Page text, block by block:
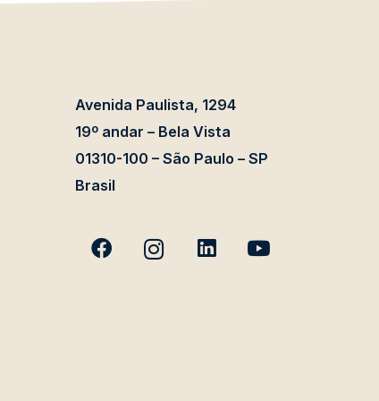
Avenida Paulista, 1294
19º andar – Bela Vista
01310-100 – São Paulo – SP
Brasil